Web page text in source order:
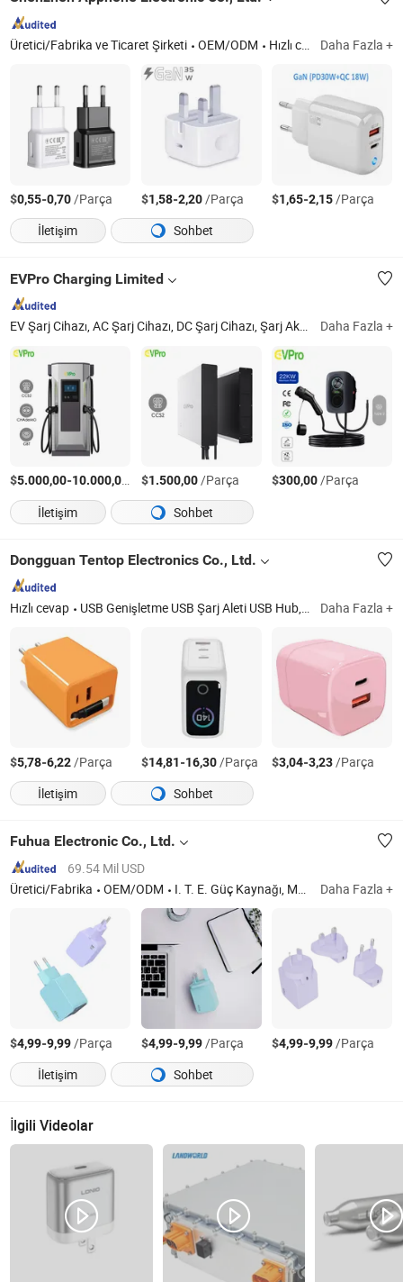
Üretici/Fabrika ve Ticaret Şirketi OEM/ODM Hızlı cevap Daha Fazla +
$0,55-0,70/Parça $1,58-2,20/Parça $1,65-2,15/Parça
İletişim
Sohbet
EVPro Charging Limited
EV Şarj Cihazı, AC Şarj Cihazı, DC Şarj Cihazı, Şarj Aksesuarları, Ödeme Kiosk'u, Sistem, EV Şarj İzleme Sistemi, EV Şarj Cihazı Ödeme Sistemi, Şarj Yük Dengeleme Sistemi, EV Şarj İzleme Uygulaması Daha Fazla +
$5.000,00-10.000,00 /Parça
$1.500,00/Parça $300,00/Parça
İletişim
Sohbet
Dongguan Tentop Electronics Co., Ltd.
Hızlı cevap USB Genişletme USB Şarj Aleti USB Hub, Endüstriyel USB 3.0 Hub, ESD Koruması Olan USB 3.0 Hub, Veri ve Şarj İçin USB Hub, Endüstriyel USB Hub İçin Özelleştirme, Endüstriyel USB Hub İçin Ar-Ge, Düşük Sıcaklıkta Hızlı USB Şarj Aleti, Yüksek Wattlı Hızlı USB Şarj Aleti, Çoklu Portlu Hızlı Endüstriyel USB Şarj Aleti, Tam Koruma ile Yüksek Güçlü Hızlı USB Şarj Aleti Daha Fazla +
$5,78-6,22/Parça $14,81-16,30/Parça $3,04-3,23/Parça
İletişim
Sohbet
Fuhua Electronic Co., Ltd.
69.54 Mil USD
Üretici/Fabrika
OEM/ODM I. T. E. Güç Kaynağı, Medikal Adaptör, GaN Uzatma Kablosu Akıllı Priz, Pd Şarj Aleti, Priz Çubuğu Daha Fazla +
$4,99-9,99/Parça $4,99-9,99/Parça $4,99-9,99/Parça
İletişim
Sohbet
İlgili Videolar